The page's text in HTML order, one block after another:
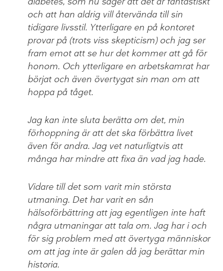
och att han aldrig vill återvända till sin
tidigare livsstil. Ytterligare en på kontoret
provar på (trots viss skepticism) och jag ser
fram emot att se hur det kommer att gå för
honom. Och ytterligare en arbetskamrat har
börjat och även övertygat sin man om att
hoppa på tåget.
Jag kan inte sluta berätta om det, min
förhoppning är att det ska förbättra livet
även för andra. Jag vet naturligtvis att
många har mindre att fixa än vad jag hade.
Vidare till det som varit min största
utmaning. Det har varit en sån
hälsoförbättring att jag egentligen inte haft
några utmaningar att tala om. Jag har i och
för sig problem med att övertyga människor
om att jag inte är galen då jag berättar min
historia.